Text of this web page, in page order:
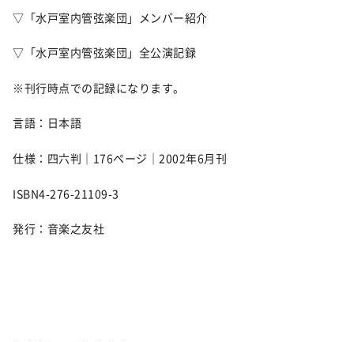
▽「水戸室内管弦楽団」メンバー紹介
▽「水戸室内管弦楽団」全公演記録
※刊行時点での記録になります。
言語：日本語
仕様：四六判｜176ページ｜2002年6月刊
ISBN4-276-21109-3
発行：音楽之友社